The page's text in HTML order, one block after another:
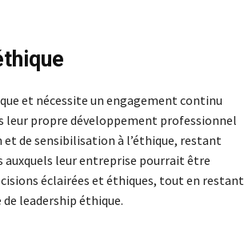
et nécessite un engagement continu
leur propre développement professionnel
de sensibilisation à l’éthique, restant
auxquels leur entreprise pourrait être
éclairées et éthiques, tout en restant
leadership éthique.